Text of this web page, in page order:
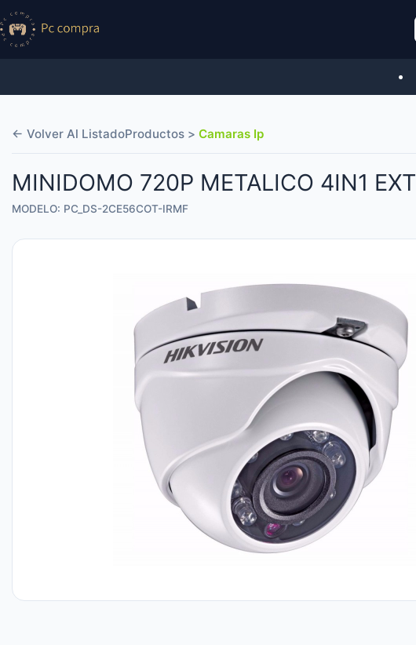
← Volver Al ListadoProductos > Camaras Ip
MINIDOMO 720P METALICO 4IN1
MODELO: PC_DS-2CE56COT-IRMF